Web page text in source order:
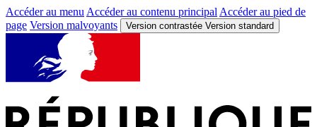
Accéder au menu Accéder au contenu principal Accéder au pied de
page Version malvoyants Version contrastée Version standard